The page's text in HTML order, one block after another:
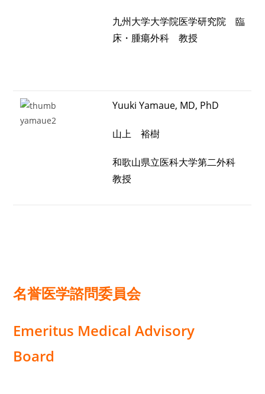
九州大学大学院医学研究院 臨
床・腫瘍外科 教授
Yuuki Yamaue, MD, PhD
山上 裕樹
和歌山県立医科大学第二外科
教授
名誉医学諮問委員会
Emeritus Medical Advisory
Board